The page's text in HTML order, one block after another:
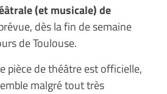
(et musicale) de
dès la fin de semaine
de Toulouse.
pièce de théâtre est officielle,
malgré tout très